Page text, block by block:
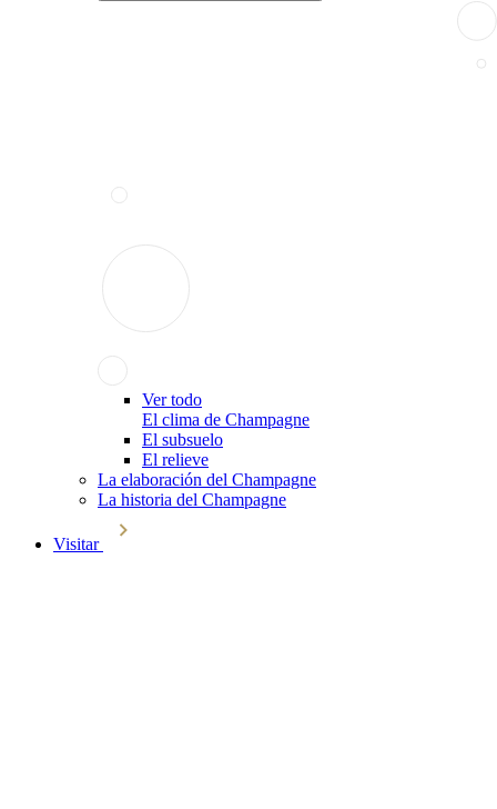
Ver todo
El clima de Champagne
El subsuelo
El relieve
La elaboración del Champagne
La historia del Champagne
Visitar